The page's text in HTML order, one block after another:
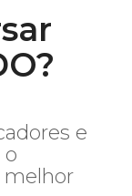
e
melhor